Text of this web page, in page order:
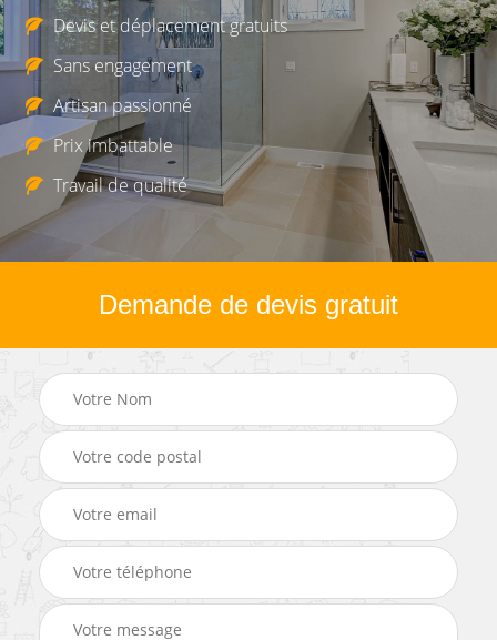
Devis et déplacement gratuits
Sans engagement
Artisan passionné
Prix imbattable
Travail de qualité
Demande de devis gratuit